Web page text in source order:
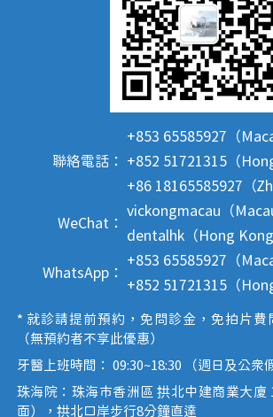
聯絡電話：
+853 65585927（
+852 51721315（
+86 18165585927（
WeChat：
vickongmacau（
dentalhk（Hong Kong
WhatsApp：
+853 65585927（
+852 51721315（
* 就診請提前預約，免問診金，免拍片費
（無預約者不享此優惠）
牙醫上班時間： 09:30~18:30 （週日及公眾
珠海院：珠海市香洲區 拱北中建商業大廈
面），拱北口岸步行8分鐘直達